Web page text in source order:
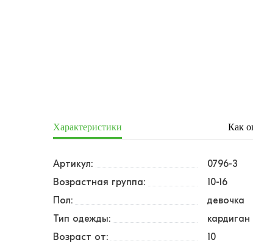
Характеристики Как
Артикул:
0796-3
Возрастная группа:
10-16
Пол:
девочка
Тип одежды:
кардиган
Возраст от:
10